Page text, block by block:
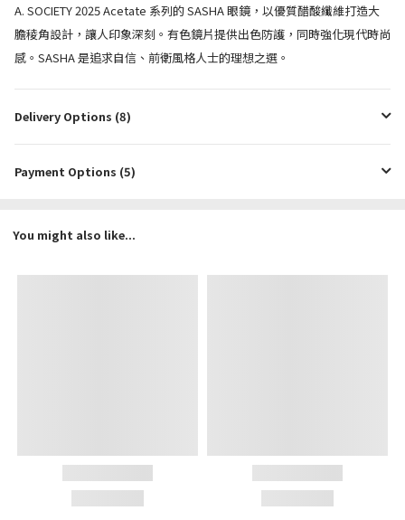
A. SOCIETY 2025 Acetate 系列的 SASHA 眼鏡，以優質醋酸纖維打造大
膽稜角設計，讓人印象深刻。有色鏡片提供出色防護，同時強化現代時尚
感。SASHA 是追求自信、前衛風格人士的理想之選。
Delivery Options (8)
Payment Options (5)
You might also like...